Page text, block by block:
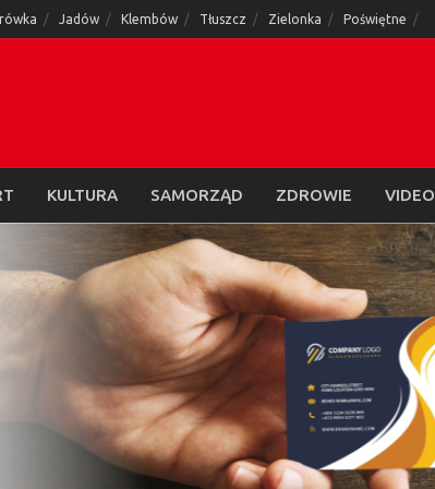
Jadów Klembów Tłuszcz Zielonka Poświętne
KULTURA SAMORZĄD ZDROWIE VIDEO